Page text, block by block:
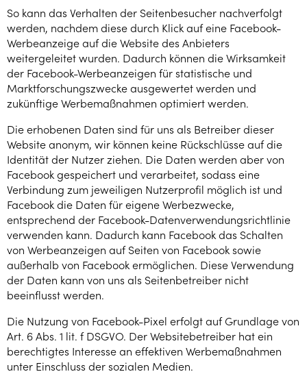
So kann das Verhalten der Seitenbesucher nachverfolgt
werden, nachdem diese durch Klick auf eine Facebook-
Werbeanzeige auf die Website des Anbieters
weitergeleitet wurden. Dadurch können die Wirksamkeit
der Facebook-Werbeanzeigen für statistische und
Marktforschungszwecke ausgewertet werden und
zukünftige Werbemaßnahmen optimiert werden.
Die erhobenen Daten sind für uns als Betreiber dieser
Website anonym, wir können keine Rückschlüsse auf die
Identität der Nutzer ziehen. Die Daten werden aber von
Facebook gespeichert und verarbeitet, sodass eine
Verbindung zum jeweiligen Nutzerprofil möglich ist und
Facebook die Daten für eigene Werbezwecke,
entsprechend der Facebook-Datenverwendungsrichtlinie
verwenden kann. Dadurch kann Facebook das Schalten
von Werbeanzeigen auf Seiten von Facebook sowie
außerhalb von Facebook ermöglichen. Diese Verwendung
der Daten kann von uns als Seitenbetreiber nicht
beeinflusst werden.
Die Nutzung von Facebook-Pixel erfolgt auf Grundlage von
Art. 6 Abs. 1 lit. f DSGVO. Der Websitebetreiber hat ein
berechtigtes Interesse an effektiven Werbemaßnahmen
unter Einschluss der sozialen Medien.